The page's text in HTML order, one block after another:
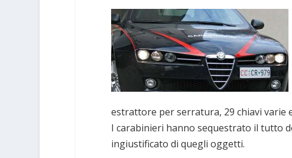
estrattore per serratura, 29 chiavi varie
I carabinieri hanno sequestrato il tutto
ingiustificato di quegli oggetti.